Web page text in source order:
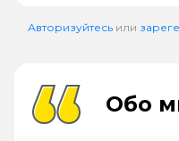
Авторизуйтесь или
Обо